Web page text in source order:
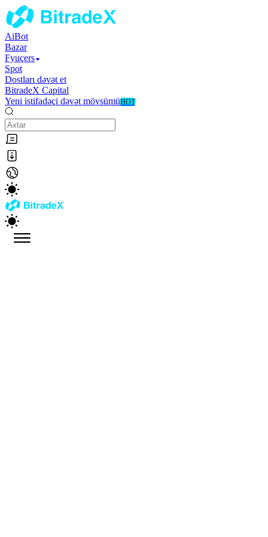
AiBot
Bazar
Fyuçers
Spot
Dostları dəvət et
BitradeX Capital
Yeni istifadəçi dəvət mövsümüHOT